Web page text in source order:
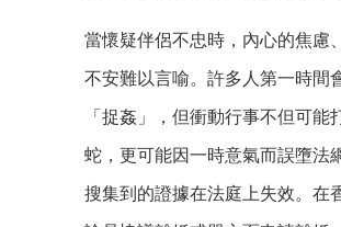
當懷疑伴侶不忠時，內心的焦慮
不安難以言喻。許多人第一時間
「捉姦」，但衝動行事不但可能
蛇，更可能因一時意氣而誤墮法
搜集到的證據在法庭上失效。在